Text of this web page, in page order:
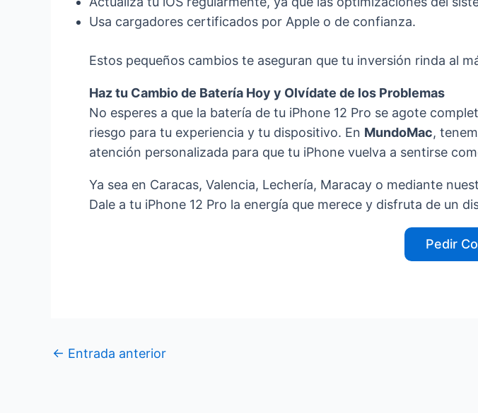
Usa cargadores certificados por Apple o de confianza.
Estos pequeños cambios te aseguran que tu inversión rinda al
Haz tu Cambio de Batería Hoy y Olvídate de los Problemas
No esperes a que la batería de tu iPhone 12 Pro se agote
riesgo para tu experiencia y tu dispositivo. En MundoMac,
atención personalizada para que tu iPhone vuelva a sentirse
Ya sea en Caracas, Valencia, Lechería, Maracay o mediante
Dale a tu iPhone 12 Pro la energía que merece y disfruta de un
Pedir
← Entrada anterior